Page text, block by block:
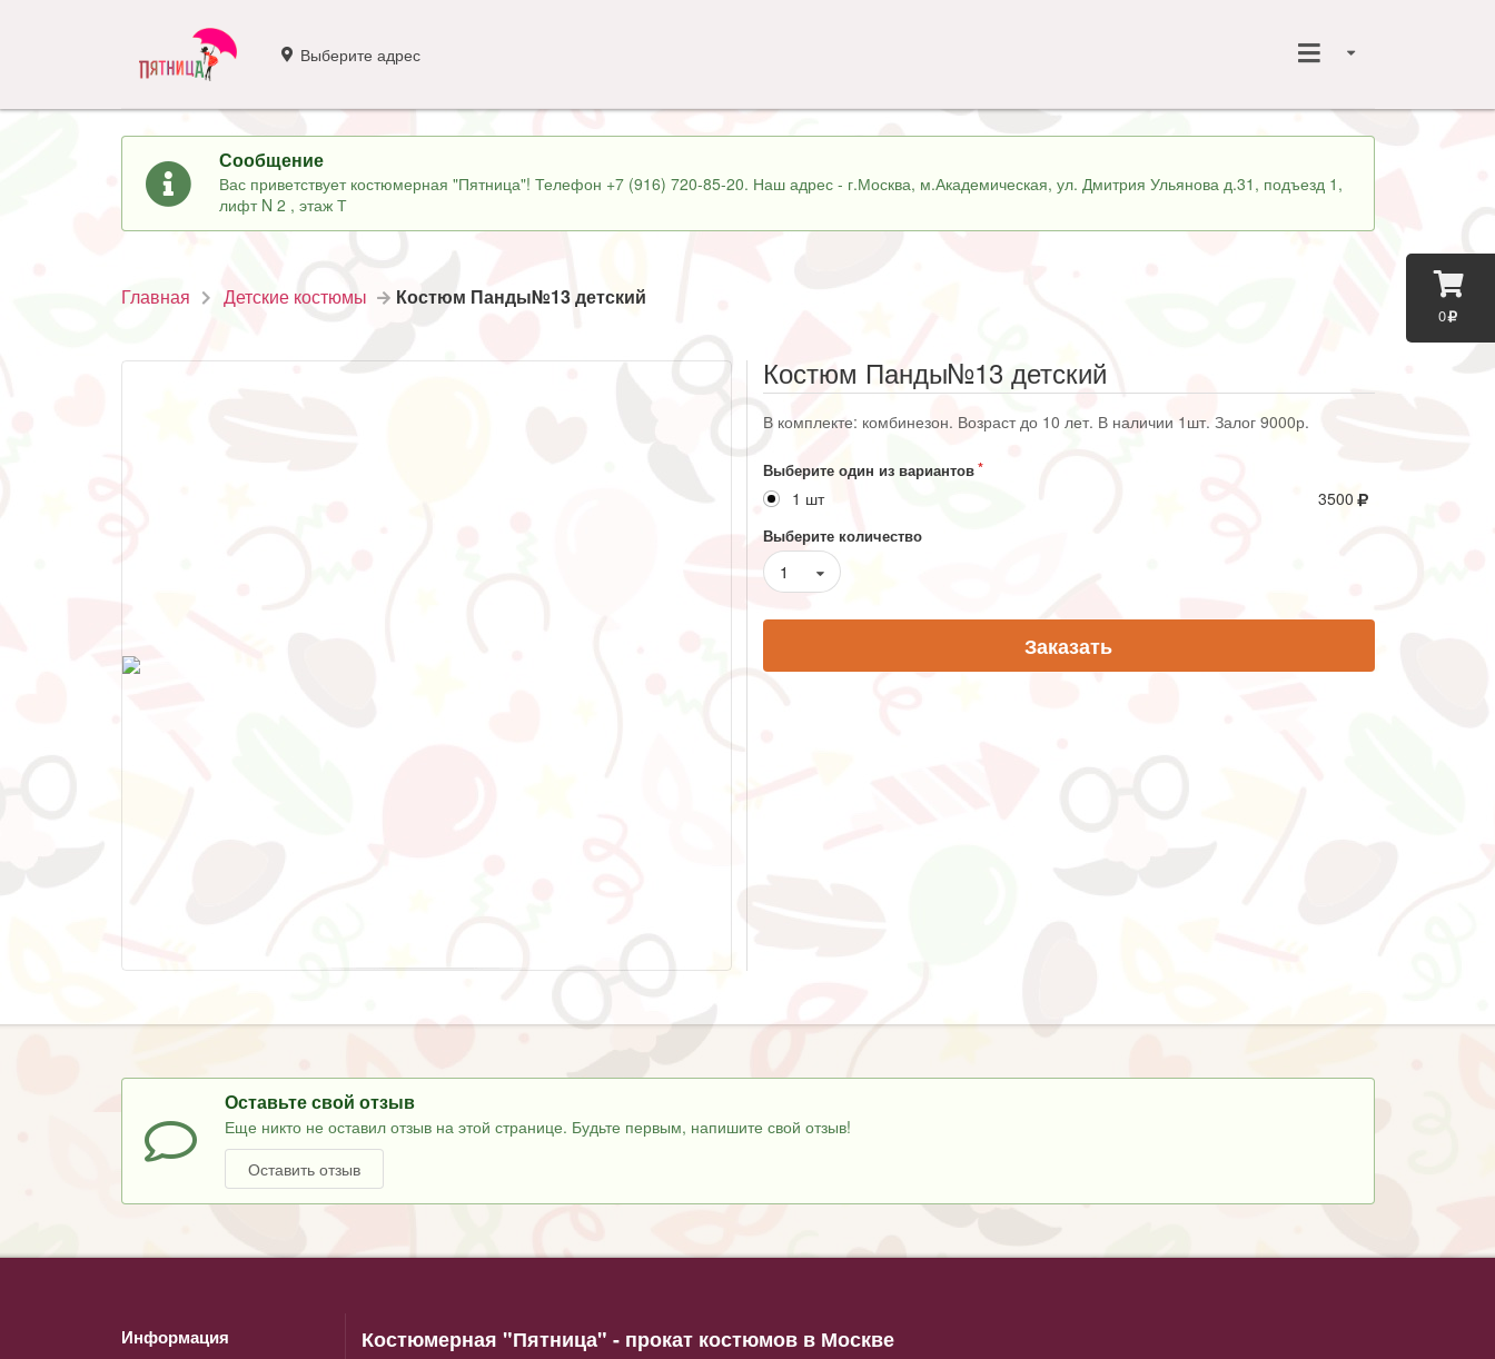
0
Выберите адрес
Сообщение
Вас приветствует костюмерная "Пятница"! Телефон +7 (916) 720-85-20. Наш адрес - г.Москва, м.Академическая, ул. Дмитрия Ульянова д.31, подъезд 1,
лифт N 2 , этаж Т
Главная Детские костюмы Костюм Панды№13 детский
Костюм Панды№13 детский
В комплекте: комбинезон. Возраст до 10 лет. В наличии 1шт. Залог 9000р.
Выберите один из вариантов
1 шт 3500
Выберите количество
1
Заказать
Оставьте свой отзыв
Еще никто не оставил отзыв на этой странице. Будьте первым, напишите свой отзыв!
Оставить отзыв
Информация Костюмерная "Пятница" - прокат костюмов в Москве